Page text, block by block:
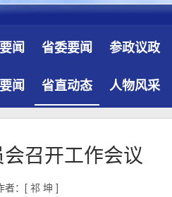
闻 省委要闻 参政议政
闻 省直动态 人物风采
召开工作会议
者：[ 祁 坤 ]